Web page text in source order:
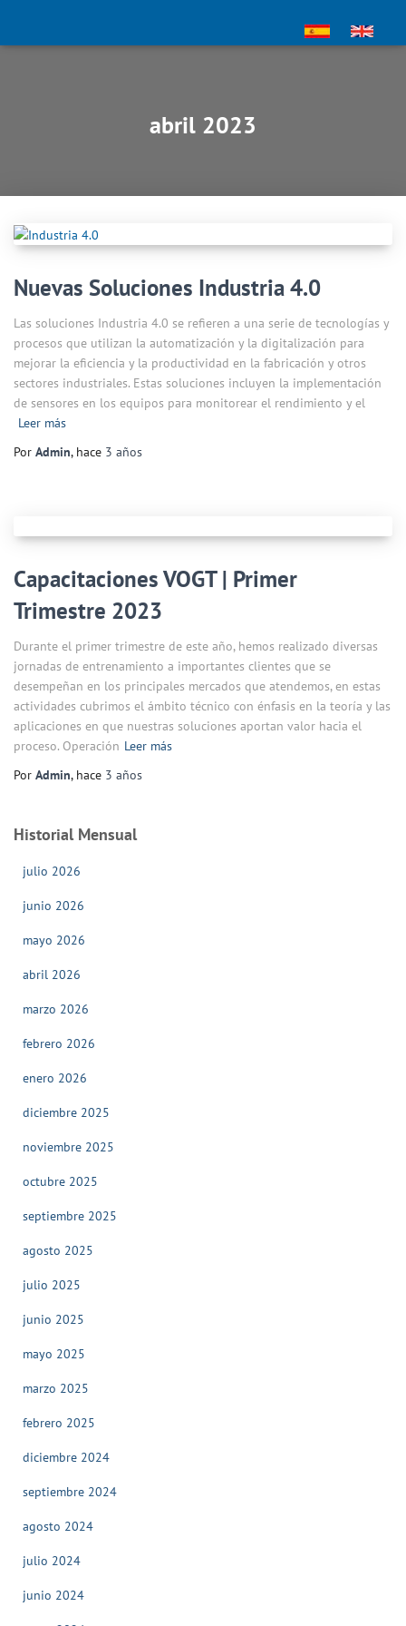
abril 2023
Nuevas Soluciones Industria 4.0
Las soluciones Industria 4.0 se refieren a una serie de tecnologías y
procesos que utilizan la automatización y la digitalización para
mejorar la eficiencia y la productividad en la fabricación y otros
sectores industriales. Estas soluciones incluyen la implementación
de sensores en los equipos para monitorear el rendimiento y el
Leer más
Por Admin, hace 3 años
Capacitaciones VOGT | Primer
Trimestre 2023
Durante el primer trimestre de este año, hemos realizado diversas
jornadas de entrenamiento a importantes clientes que se
desempeñan en los principales mercados que atendemos, en estas
actividades cubrimos el ámbito técnico con énfasis en la teoría y las
aplicaciones en que nuestras soluciones aportan valor hacia el
proceso. Operación Leer más
Por Admin, hace 3 años
Historial Mensual
julio 2026
junio 2026
mayo 2026
abril 2026
marzo 2026
febrero 2026
enero 2026
diciembre 2025
noviembre 2025
octubre 2025
septiembre 2025
agosto 2025
julio 2025
junio 2025
mayo 2025
marzo 2025
febrero 2025
diciembre 2024
septiembre 2024
agosto 2024
julio 2024
junio 2024